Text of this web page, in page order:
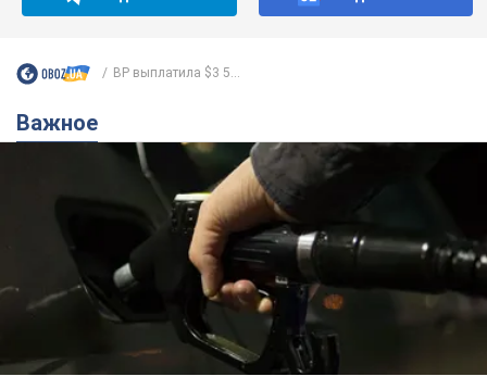
ВР выплатила $3 5...
Важное